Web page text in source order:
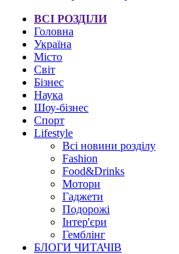
ВСІ РОЗДІЛИ
Головна
Україна
Місто
Світ
Бізнес
Наука
Шоу-бізнес
Спорт
Lifestyle
Всі новини розділу
Fashion
Food&Drinks
Мотори
Гаджети
Подорожі
Інтер'єри
Гемблінг
БЛОГИ ЧИТАЧІВ